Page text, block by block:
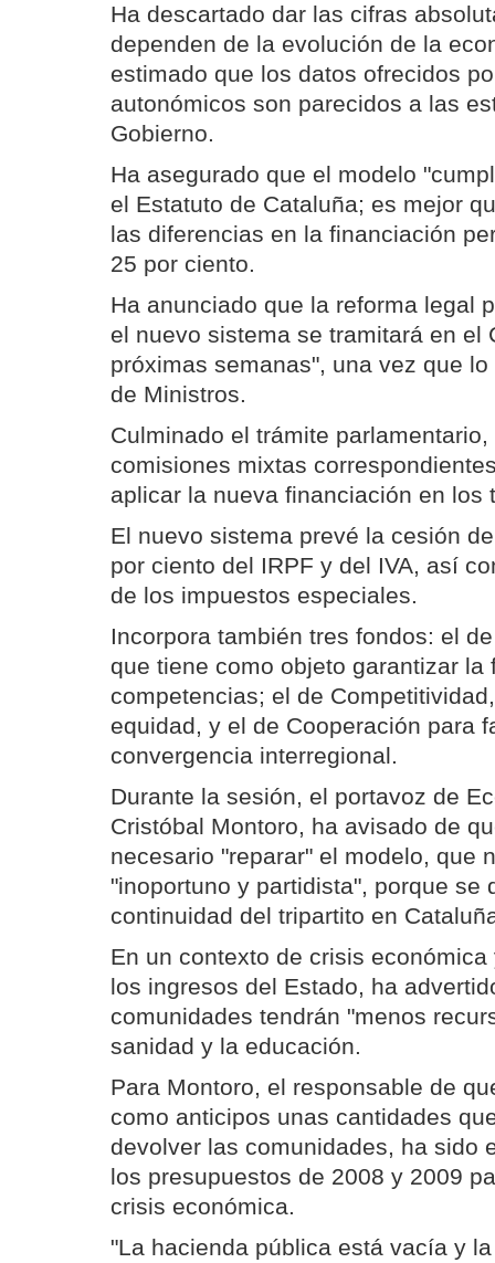
Ha descartado dar las cifras
dependen de la evolución de la
estimado que los datos ofrecidos
autonómicos son parecidos a las
Gobierno.
Ha asegurado que el modelo
el Estatuto de Cataluña; es mejor
las diferencias en la financiación
25 por ciento.
Ha anunciado que la reforma legal
el nuevo sistema se tramitará en el
próximas semanas", una vez que
de Ministros.
Culminado el trámite
comisiones mixtas
aplicar la nueva financiación en los
El nuevo sistema prevé la cesión
por ciento del IRPF y del IVA, así
de los impuestos especiales.
Incorpora también tres fondos: el
que tiene como objeto garantizar la
competencias; el de
equidad, y el de Cooperación para
convergencia interregional.
Durante la sesión, el portavoz de
Cristóbal Montoro, ha avisado de
necesario "reparar" el modelo, que
"inoportuno y partidista", porque se
continuidad del tripartito en
En un contexto de crisis
los ingresos del Estado, ha
comunidades tendrán "menos
sanidad y la educación.
Para Montoro, el responsable de
como anticipos unas cantidades
devolver las comunidades, ha sido
los presupuestos de 2008 y 2009
crisis económica.
"La hacienda pública está vacía y